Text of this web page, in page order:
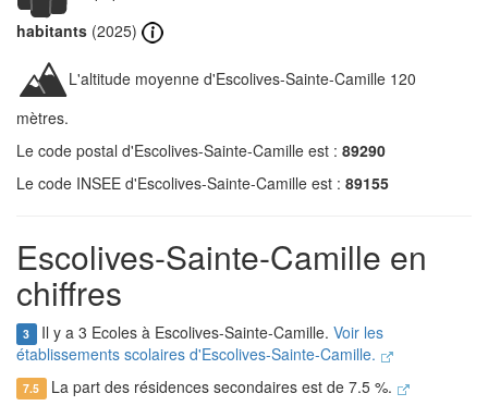
habitants (2025)
L'altitude moyenne d'Escolives-Sainte-Camille 120
mètres.
Le code postal d'Escolives-Sainte-Camille est : 89290
Le code INSEE d'Escolives-Sainte-Camille est : 89155
Escolives-Sainte-Camille en
chiffres
3 Il y a 3 Ecoles à Escolives-Sainte-Camille. Voir les
établissements scolaires d'Escolives-Sainte-Camille.
7.5 La part des résidences secondaires est de 7.5 %.